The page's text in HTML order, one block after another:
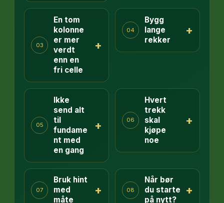
03
En tom
kolonne
er mer
verdt
enn en
fri celle
+
04
Bygg
lange
rekker
+
05
Ikke
send alt
til
fundame
nt med
en gang
+ 06
Hvert
trekk
skal
kjøpe
noe
+
07
Bruk hint
med
måte
+ 08
Når bør
du starte
på nytt?
+